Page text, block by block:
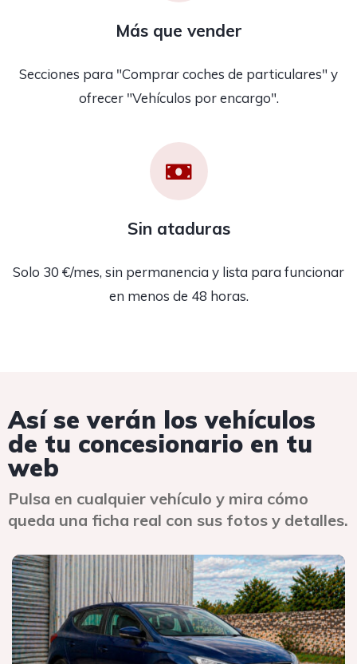
Más que vender
Secciones para "Comprar coches de particulares" y
ofrecer "Vehículos por encargo".
Sin ataduras
Solo 30 €/mes, sin permanencia y lista para funcionar
en menos de 48 horas.
Así se verán los vehículos
de tu concesionario en tu
web
Pulsa en cualquier vehículo y mira cómo
queda una ficha real con sus fotos y detalles.